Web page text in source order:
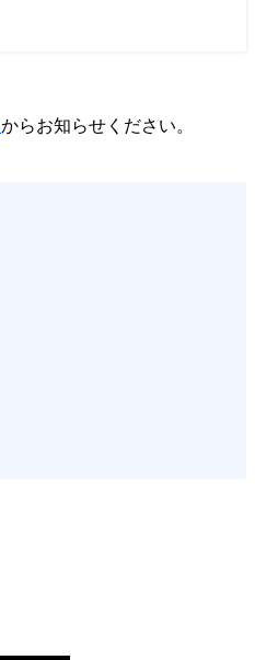
からお知らせください。